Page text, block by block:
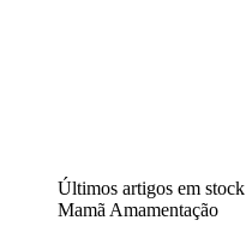
Últimos artigos em stock
Mamã Amamentação